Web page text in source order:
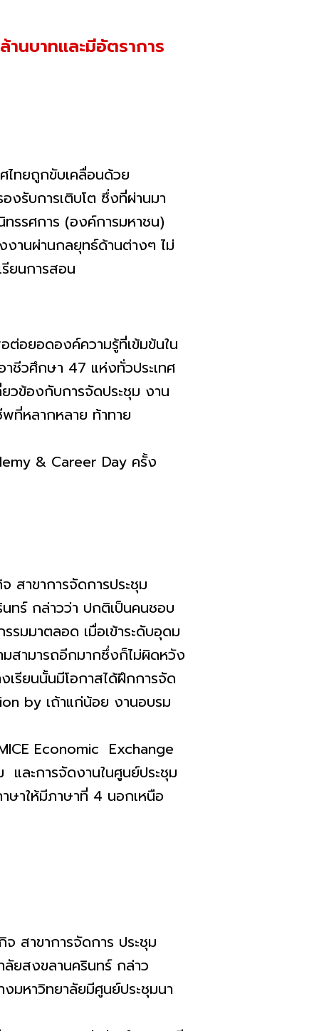
นบาทและมีอัตราการ
ถูกขับเคลื่อนด้วย
งรับการเติบโต ซึ่งที่ผ่านมา
ทรรศการ (องค์การมหาชน)
งานผ่านกลยุทธ์ด้านต่างๆ ไม่
รียนการสอน
ต่อยอดองค์ความรู้ที่เข้มข้นใน
ชีวศึกษา 47 แห่งทั่วประเทศ
วข้องกับการจัดประชุม งาน
ที่หลากหลาย ท้าทาย
& Career Day ครั้ง
สาขาการจัดการประชุม
ทร์ กล่าวว่า ปกติเป็นคนชอบ
รมมาตลอด เมื่อเข้าระดับอุดม
สามารถอีกมากซึ่งก็ไม่ผิดหวัง
เรียนนั้นมีโอกาสได้ฝึกการจัด
by เถ้าแก่น้อย งานอบรม
Economic Exchange
และการจัดงานในศูนย์ประชุม
ษาให้มีภาษาที่ 4 นอกเหนือ
สาขาการจัดการ ประชุม
ยสงขลานครินทร์ กล่าว
มหาวิทยาลัยมีศูนย์ประชุมนา